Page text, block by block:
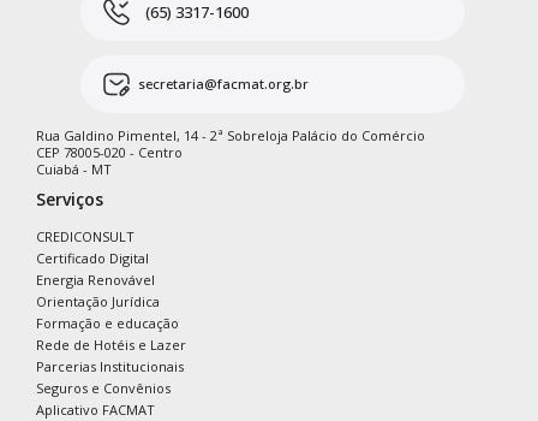
(65) 3317-1600
secretaria@facmat.org.br
Rua Galdino Pimentel, 14 - 2ª Sobreloja Palácio do Comércio
CEP 78005-020 - Centro
Cuiabá - MT
Serviços
CREDICONSULT
Certificado Digital
Energia Renovável
Orientação Jurídica
Formação e educação
Rede de Hotéis e Lazer
Parcerias Institucionais
Seguros e Convênios
Aplicativo FACMAT